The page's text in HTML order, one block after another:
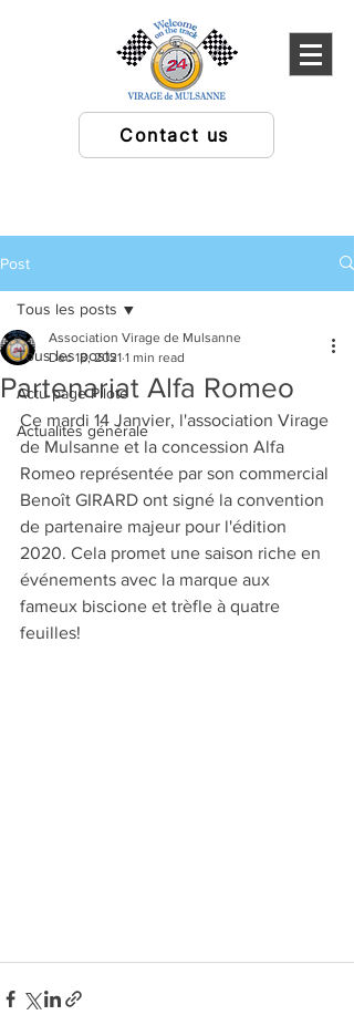
Contact us
Post
Tous les posts
Actu page Pilote
Actualités générale
Tous les posts
Partenariat Alfa Romeo
Association Virage de Mulsanne
Dec 18, 2021 1 min read
Ce mardi 14 Janvier, l'association Virage
de Mulsanne et la concession Alfa
Romeo représentée par son commercial
Benoît GIRARD ont signé la convention
de partenaire majeur pour l'édition
2020. Cela promet une saison riche en
événements avec la marque aux
fameux biscione et trèfle à quatre
feuilles!